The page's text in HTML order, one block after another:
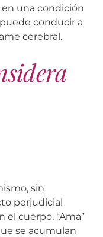
una condición
conducir a
cerebral.
sin
perjudicial
el cuerpo. “Ama”
se acumulan